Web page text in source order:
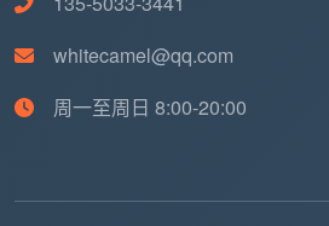
whitecamel@qq.com
周一至周日 8:00-20:00